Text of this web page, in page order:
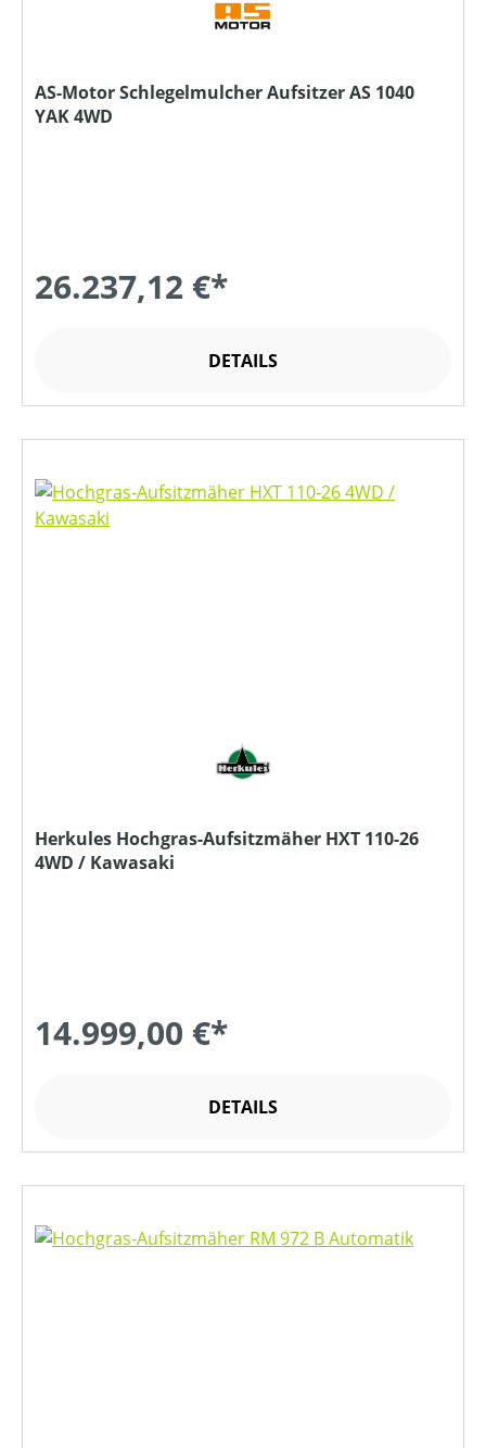
AS-Motor Schlegelmulcher Aufsitzer AS 1040
YAK 4WD
26.237,12 €*
DETAILS
Herkules Hochgras-Aufsitzmäher HXT 110-26
4WD / Kawasaki
14.999,00 €*
DETAILS